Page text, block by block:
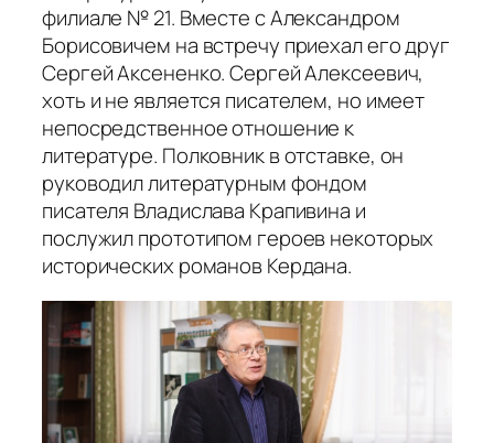
филиале № 21. Вместе с Александром
Борисовичем на встречу приехал его друг
Сергей Аксененко. Сергей Алексеевич,
хоть и не является писателем, но имеет
непосредственное отношение к
литературе. Полковник в отставке, он
руководил литературным фондом
писателя Владислава Крапивина и
послужил прототипом героев некоторых
исторических романов Кердана.